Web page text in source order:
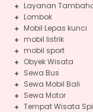
Layanan
Lombok
Mobil Lepas kunci
mobil listrik
mobil sport
Obyek Wisata
Sewa Bus
Sewa Mobil Bali
Sewa Motor
Tempat Wisata